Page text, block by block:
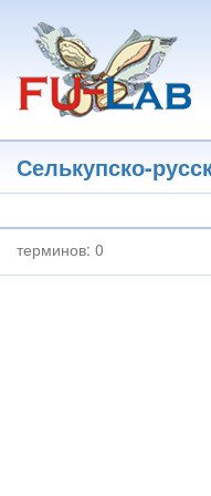
основному
содержанию
Селькупско-
терминов: 0